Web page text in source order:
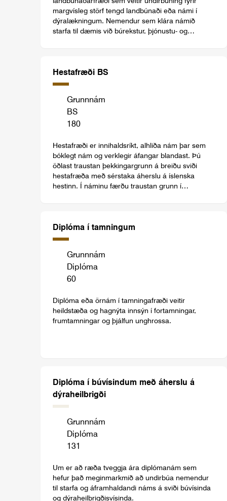
margvísleg störf tengd landbúnaði eða námi í
dýralækningum. Nemendur sem klára námið
starfa til dæmis við búrekstur, þjónustu- og
landbúnaðarfræða og er vöntun í heiminum á fólki
með þessa menntun.
Hestafræði BS
Grunnnám
BS
180
Hestafræði er innihaldsríkt, alhliða nám þar sem
bóklegt nám og verklegir áfangar blandast. Þú
öðlast traustan þekkingargrunn á breiðu sviði
hestafræða með sérstaka áherslu á íslenska
hestinn. Í náminu færðu traustan grunn í
Diplóma í tamningum
Grunnnám
Diplóma
60
Diplóma eða örnám í tamningafræði veitir
heildstæða og hagnýta innsýn í fortamningar,
frumtamningar og þjálfun unghrossa.
Diplóma í búvísindum með áherslu á
dýraheilbrigði
Grunnnám
Diplóma
131
Um er að ræða tveggja ára diplómanám sem
hefur það meginmarkmið að undirbúa nemendur
til starfa og áframhaldandi náms á sviði búvísinda
og dýraheilbrigðisvísinda.